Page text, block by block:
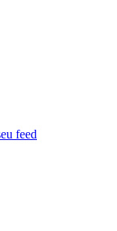
feed